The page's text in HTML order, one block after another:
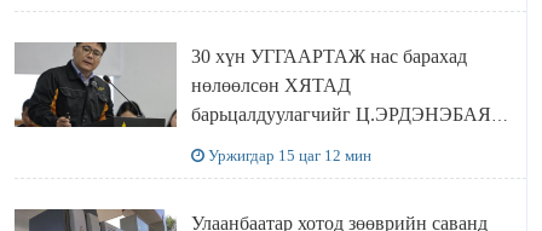
30 хүн УГГААРТАЖ нас барахад
нөлөөлсөн ХЯТАД
барьцалдуулагчийг Ц.ЭРДЭНЭБАЯР
Уржигдар 15 цаг 12 мин
Улаанбаатар хотод зөөврийн саванд